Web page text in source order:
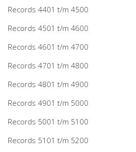
Records 4401 t/m 4500
Records 4501 t/m 4600
Records 4601 t/m 4700
Records 4701 t/m 4800
Records 4801 t/m 4900
Records 4901 t/m 5000
Records 5001 t/m 5100
Records 5101 t/m 5200